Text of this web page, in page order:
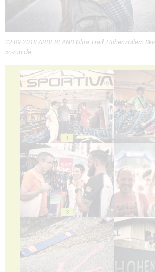
22.09.2018 ARBERLAND Ultra Trail, Hohenzollern
xc-run.de
1
3